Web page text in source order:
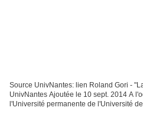
Source UnivNantes: lien Roland Gori -
UnivNantes Ajoutée le 10 sept. 2014 A
l'Université permanente de l'Université